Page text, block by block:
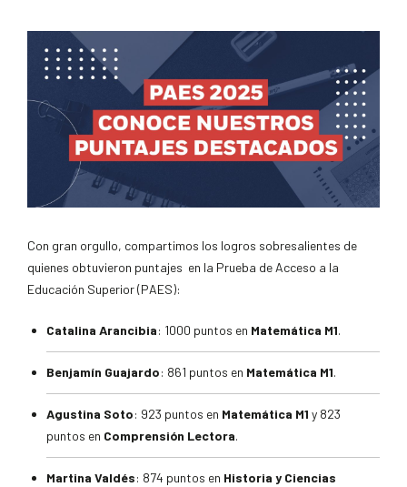
Con gran orgullo, compartimos los logros sobresalientes de
quienes obtuvieron puntajes en la Prueba de Acceso a la
Educación Superior (PAES):
Catalina Arancibia: 1000 puntos en Matemática M1.
Benjamín Guajardo: 861 puntos en Matemática M1.
Agustina Soto: 923 puntos en Matemática M1 y 823
puntos en Comprensión Lectora.
Martina Valdés: 874 puntos en Historia y Ciencias